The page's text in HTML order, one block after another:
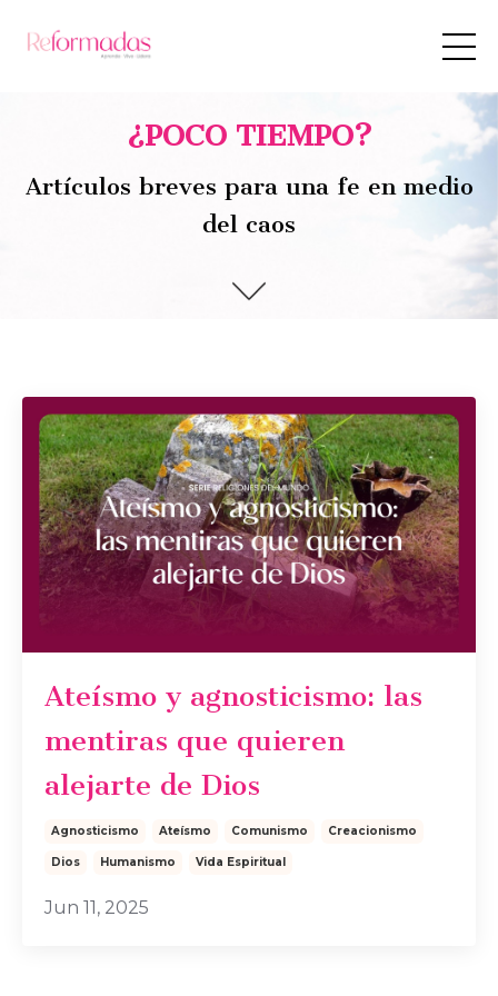
¿POCO TIEMPO?
Artículos breves para una fe en medio
del caos
Ateísmo y agnosticismo: las
mentiras que quieren
alejarte de Dios
Agnosticismo Ateísmo Comunismo Creacionismo
Dios Humanismo Vida Espiritual
Jun 11, 2025